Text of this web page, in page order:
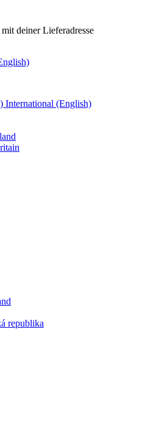
mit deiner Lieferadresse
International (English)
republika